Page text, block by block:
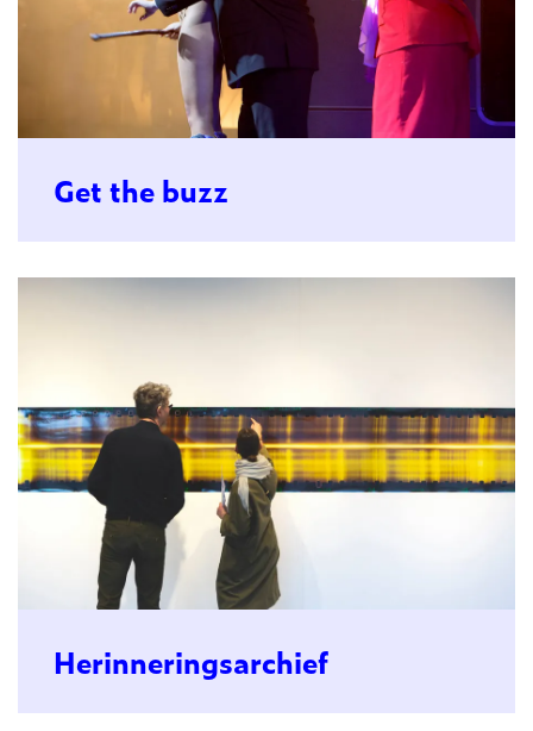
Get the buzz
Herinneringsarchief